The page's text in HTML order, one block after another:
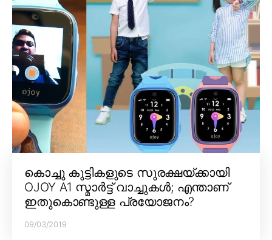
കൊച്ചു കുട്ടികളുടെ സുരക്ഷയ്ക്കായി
OJOY A1 സ്മാർട്ട് വാച്ചുകൾ; എന്താണ്
ഇതുകൊണ്ടുള്ള പ്രയോജനം?
09/03/2019